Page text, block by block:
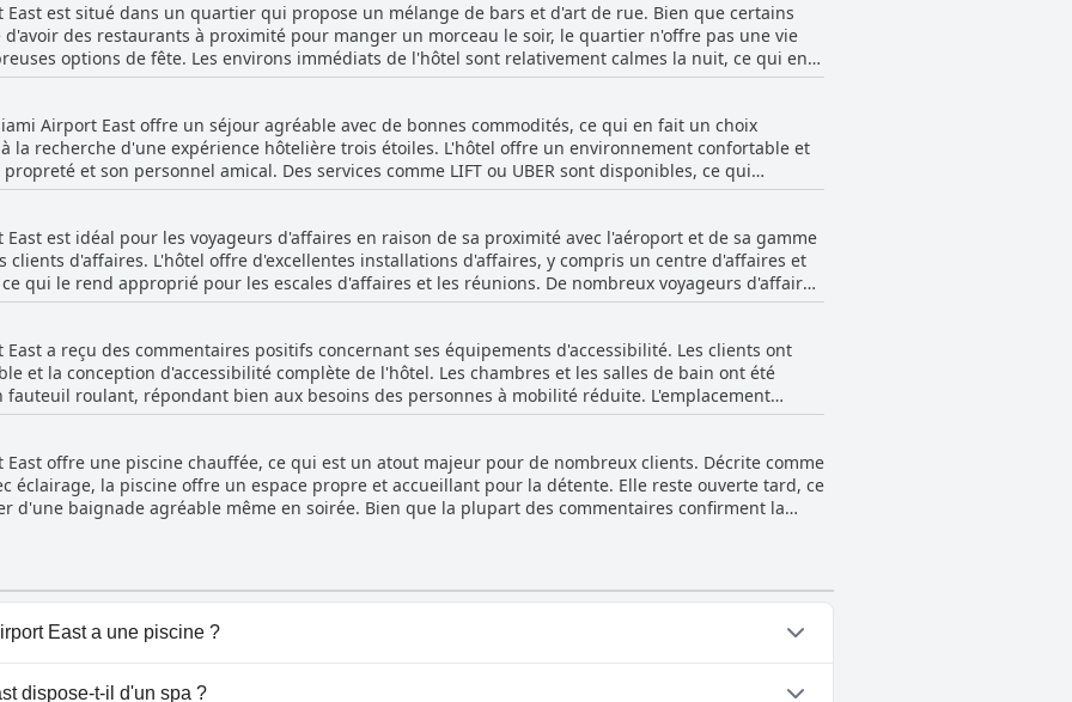
et à les accueillir est fréquemment saluée. La présence de grandes suites et de chambres pouvant
pour les familles ayant besoin de plus d'espace. Cependant, il y a quelques mentions
un besoin de serviettes supplémentaires et des emplacements isolés, qui pourraient affecter
problèmes mineurs, le sentiment général penche vers le fait que l'hôtel est un bon choix pour les
ceux qui privilégient les commodités adaptées aux familles et une atmosphère chaleureuse.
East est situé dans un quartier qui propose un mélange de bars et d'art de rue. Bien que certains
des restaurants à proximité pour manger un morceau le soir, le quartier n'offre pas une vie
options de fête. Les environs immédiats de l'hôtel sont relativement calmes la nuit, ce qui en
Cependant, l'emplacement peut être perçu comme moins idéal pour ceux qui cherchent à
du sud de la Floride ou à profiter d'une vie nocturne animée. Certains clients ont observé des
ce qui ajoute un sentiment d'inconfort à ce cadre par ailleurs tranquille. Dans l'ensemble, bien
la vie nocturne, les options sont limitées, ce qui en fait un choix sobre pour les amateurs de vie
Airport East offre un séjour agréable avec de bonnes commodités, ce qui en fait un choix
la recherche d'une expérience hôtelière trois étoiles. L'hôtel offre un environnement confortable et
et son personnel amical. Des services comme LIFT ou UBER sont disponibles, ce qui
Malgré ses aspects positifs, certains points pourraient être
décrit comme tiède et il y a eu des cas de réapprovisionnement manquant le matin. Les
ce qui indique que des travaux d'entretien sont nécessaires. De plus, les clients ont noté que
manquer de certaines commodités, comme un micro-ondes, et que certaines chambres sont
tout le monde. Le stationnement est disponible, mais il a tendance à être
les options de restauration coûteuses et quelque peu banales. Malgré ces inconvénients, le service
de l'établissement est bien entretenu. Compte tenu de sa cote trois étoiles,
une expérience généralement bonne, bien que basique, qui correspond à sa catégorie. Bien
à d'autres propriétés Hyatt, il reste une option solide pour un séjour confortable et pratique.
East est idéal pour les voyageurs d'affaires en raison de sa proximité avec l'aéroport et de sa gamme
clients d'affaires. L'hôtel offre d'excellentes installations d'affaires, y compris un centre d'affaires et
qui le rend approprié pour les escales d'affaires et les réunions. De nombreux voyageurs d'affaires
appréciant ses services axés sur les affaires et la qualité de ses installations. Cependant, il convient
comme étant non sécurisé, ce qui pourrait être une préoccupation pour ceux qui traitent des
l'hôtel répond aux besoins des voyageurs d'affaires à la recherche de commodité et
East a reçu des commentaires positifs concernant ses équipements d'accessibilité. Les clients ont
et la conception d'accessibilité complète de l'hôtel. Les chambres et les salles de bain ont été
fauteuil roulant, répondant bien aux besoins des personnes à mobilité réduite. L'emplacement
et la disponibilité d'un parking accessible ont également été soulignés. De plus, le bâtiment offrait
à accès libre avec cartes. Malgré ces points positifs, certaines critiques ont mentionné le
que l'accès aux chambres était par ailleurs bon. Dans l'ensemble, l'hôtel Hyatt Place Miami
accessible bien conçu pour les clients handicapés.
East offre une piscine chauffée, ce qui est un atout majeur pour de nombreux clients. Décrite comme
éclairage, la piscine offre un espace propre et accueillant pour la détente. Elle reste ouverte tard, ce
d'une baignade agréable même en soirée. Bien que la plupart des commentaires confirment la
East a une piscine ?
dispose de piscine(s) appartenant à une ou plusieurs des catégories suivantes :
dispose-t-il d'un spa ?